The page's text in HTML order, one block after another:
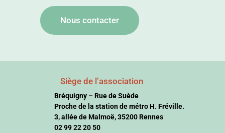
Nous contacter
Siège de l’association
Bréquigny – Rue de Suède
Proche de la station de métro H. Fréville.
3, allée de Malmoë, 35200 Rennes
02 99 22 20 50